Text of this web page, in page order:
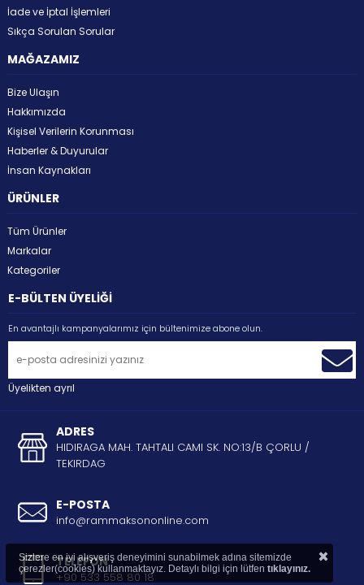
İade ve İptal İşlemleri
Sıkça Sorulan Sorular
MAĞAZAMIZ
Bize Ulaşın
Hakkımızda
Kişisel Verilerin Korunması
Haberler & Duyurular
İnsan Kaynakları
ÜRÜNLER
Tüm Ürünler
Markalar
Kategoriler
E-BÜLTEN ÜYELİĞİ
En avantajlı kampanyalarımız için bültenimize abone olun.
Üyelikten ayrıl
ADRES
HIDIRAGA MAH. TAHTALI CAMI SK. NO:13/B ÇORLU /
TEKIRDAG
E-POSTA
info@rammaksononline.com
TELEFON
+90 533 558 80 18
Sizlere en iyi alışveriş deneyimini sunabilmek adına sitemizde
çerezler(cookies) kullanmaktayız. Detaylı bilgi için lütfen tıklayınız. ×